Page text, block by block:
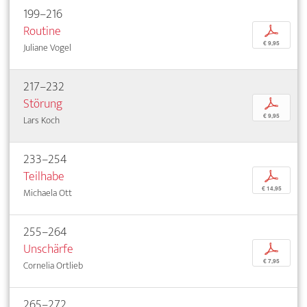
199–216
Routine
Juliane Vogel
p
€ 9,95
217–232
Störung
Lars Koch
p
€ 9,95
233–254
Teilhabe
Michaela Ott
p
€ 14,95
255–264
Unschärfe
Cornelia Ortlieb
p
€ 7,95